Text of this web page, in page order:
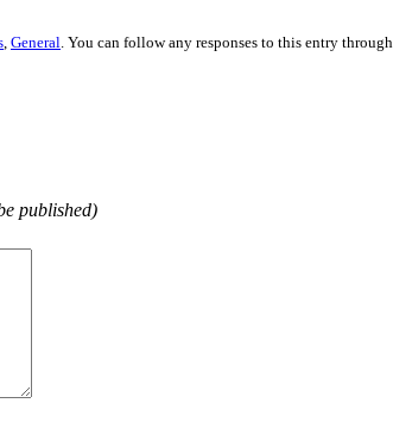
General . You can follow any responses to this entry through
published)